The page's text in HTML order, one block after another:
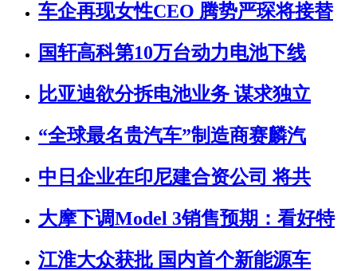
车企再现女性CEO 腾势严琛将接替
国轩高科第10万台动力电池下线
比亚迪欲分拆电池业务 谋求独立
“全球最名贵汽车”制造商赛麟汽
中日企业在印尼建合资公司 将共
大摩下调Model 3销售预期：看好特
江淮大众获批 国内首个新能源车